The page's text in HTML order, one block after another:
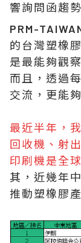
響詢問函趨勢
PRM-
的台灣塑橡
是最能夠觀
而且，透過
交流，更能
最近半年，
回收機、射
印刷機是全
其，近幾年
推動塑橡膠